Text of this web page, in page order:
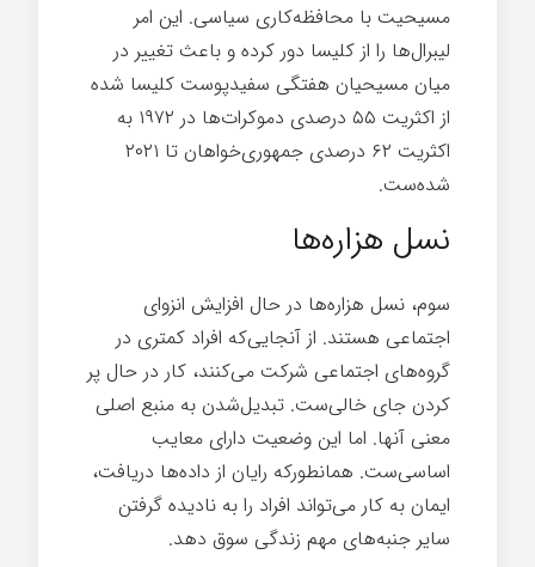
مسیحیت با محافظه‌کاری سیاسی. این امر
لیبرال‌ها را از کلیسا دور کرده و باعث تغییر در
میان مسیحیان هفتگی سفیدپوست کلیسا شده
از اکثریت ۵۵ درصدی دموکرات‌ها در ۱۹۷۲ به
اکثریت ۶۲ درصدی جمهوری‌خواهان تا ۲۰۲۱
شده‌ست.
نسل هزاره‌ها
سوم، نسل هزاره‌ها در حال افزایش انزوای
اجتماعی هستند. از آنجایی‌که افراد کمتری در
گروه‌های اجتماعی شرکت می‌کنند، کار در حال پر
کردن جای خالی‌ست. تبدیل‌شدن به منبع اصلی
معنی آنها. اما این وضعیت دارای معایب
اساسی‌ست. همانطورکه رایان از داده‌ها دریافت،
ایمان به کار می‌تواند افراد را به نادیده گرفتن
سایر جنبه‌های مهم زندگی سوق دهد.